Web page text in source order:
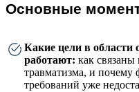
Основные
Какие цели в области
работают: как связаны
травматизма, и почему
требований уже